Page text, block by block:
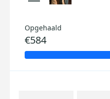
Opgehaald
€584